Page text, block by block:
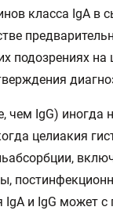
класса IgA в
подозрениях
чем IgG) иногда
целиакия
IgА и IgG может